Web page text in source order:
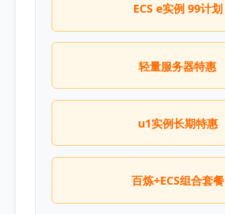
ECS e实例 99计划
轻量服务器特惠
u1实例长期特惠
百炼+ECS组合套餐